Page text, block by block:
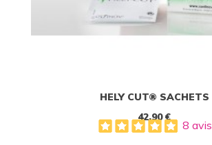
HELY CUT® SACHETS
42,90 €
8 avis